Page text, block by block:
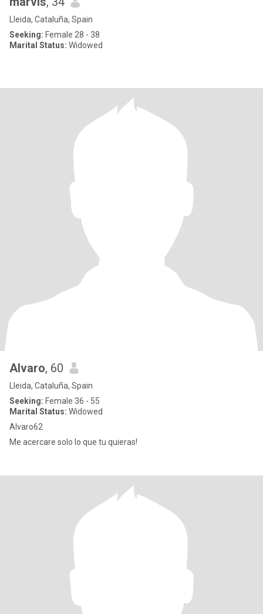
Lleida, Cataluña, Spain
Seeking: Female 28 - 38
Marital Status: Widowed
Alvaro, 60
Lleida, Cataluña, Spain
Seeking: Female 36 - 55
Marital Status: Widowed
Alvaro62
Me acercare solo lo que tu quieras!